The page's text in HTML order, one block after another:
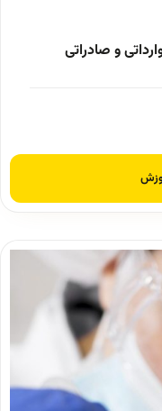
و صادراتی